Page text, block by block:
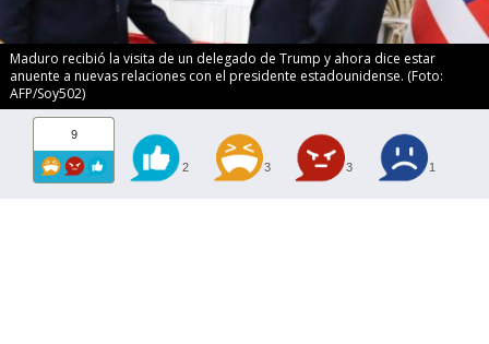
Maduro recibió la visita de un delegado de Trump y ahora dice estar
anuente a nuevas relaciones con el presidente estadounidense. (Foto:
AFP/Soy502)
9
2 3 3 1